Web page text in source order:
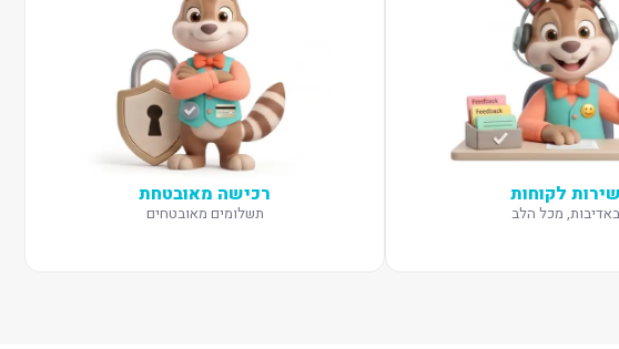
שירות לקוחות
באדיבות, מכל הלב
רכישה מאובטחת
תשלומים מאובטחים